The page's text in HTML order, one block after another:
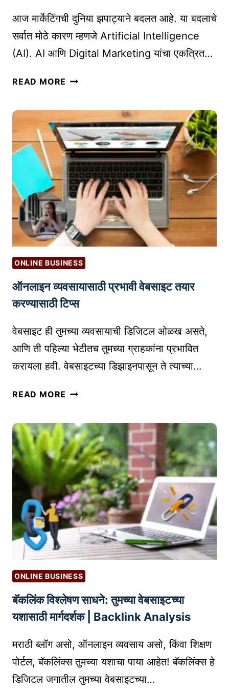
P
A
N
L
L
-
C
A
P
S
H
A
R
E
S
I
E
S
श
स्वी
हो
ण्या
सा
ठी
को
ण
ता
मा
नि
डा
ल
आज मार्केटिंगची दुनिया झपाट्याने बदलत आहे. या बदलाचे
सर्वात मोठे कारण म्हणजे Artificial Intelligence
(AI). AI आणि Digital Marketing यांचा एकत्रित…
READ MORE A
णि
D
I
G
T
A
L
M
A
R
K
E
T
N
चा
प
णा
:
मा
र्के
टिं
ग
चा
चे
ह
क
ब
ल
त
हे
?
ONLINE BUSINESS
ऑनलाइन व्यवसायासाठी प्रभावी वेबसाइट तयार
करण्यासाठी टिप्स
वेबसाइट ही तुमच्या व्यवसायाची डिजिटल ओळख असते,
आणि ती पहिल्या भेटीतच तुमच्या ग्राहकांना प्रभावित
करायला हवी. वेबसाइटच्या डिझाइनपासून ते त्याच्या…
READ MORE ऑ
इ
न
व्य
व
सा
या
सा
ठी
प्र
भा
वी
वे
ब
सा
ट
या
र
ONLINE BUSINESS
बॅकलिंक विश्लेषण साधने: तुमच्या वेबसाइटच्या
यशासाठी मार्गदर्शक | Backlink Analysis
मराठी ब्लॉग असो, ऑनलाइन व्यवसाय असो, किंवा शिक्षण
पोर्टल, बॅकलिंक्स तुमच्या यशाचा पाया आहेत! बॅकलिंक्स हे
डिजिटल जगातील तुमच्या वेबसाइटच्या…